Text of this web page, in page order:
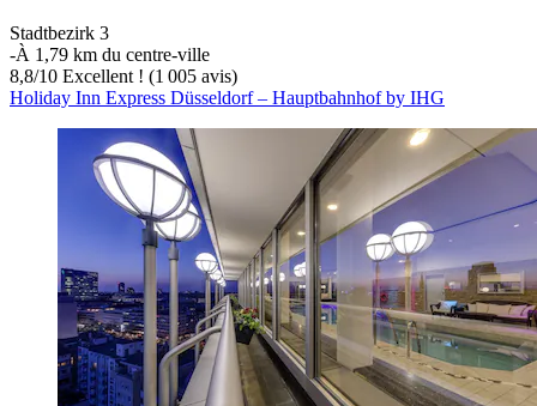
Stadtbezirk 3
‐À 1,79 km du centre-ville
8,8/10 Excellent ! (1 005 avis)
Holiday Inn Express Düsseldorf – Hauptbahnhof by IHG